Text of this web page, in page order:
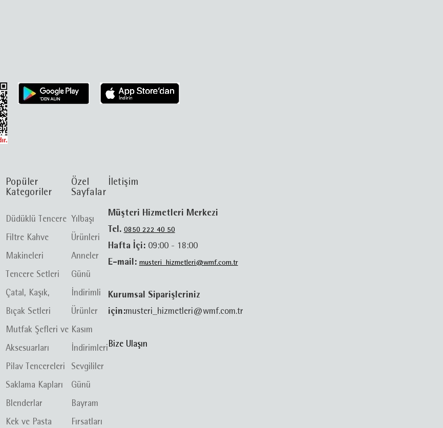
Popüler
Kategoriler
Düdüklü Tencere
Filtre Kahve
Makineleri
Tencere Setleri
Çatal, Kaşık,
Bıçak Setleri
Mutfak Şefleri ve
Aksesuarları
Pilav Tencereleri
Saklama Kapları
Blenderlar
Kek ve Pasta
Özel
Sayfalar
Yılbaşı
Ürünleri
Anneler
Günü
İndirimli
Ürünler
Kasım
İndirimleri
Sevgililer
Günü
Bayram
Fırsatları
İletişim
Müşteri Hizmetleri Merkezi
Tel. 0850 222 40 50
Hafta İçi: 09:00 - 18:00
E-mail: musteri_hizmetleri@wmf.com.tr
Kurumsal Siparişleriniz
için:musteri_hizmetleri@wmf.com.tr
Bize Ulaşın